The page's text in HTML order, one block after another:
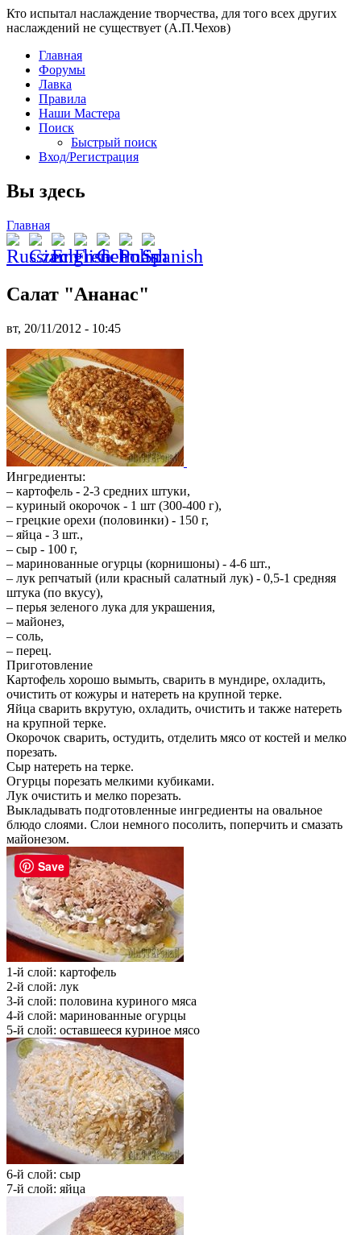
Кто испытал наслаждение творчества, для того всех других
наслаждений не существует (А.П.Чехов)
Главная
Форумы
Лавка
Правила
Наши Мастера
Поиск
Быстрый поиск
Вход/Регистрация
Вы здесь
Главная
Салат "Ананас"
вт, 20/11/2012 - 10:45
Ингредиенты:
– картофель - 2-3 средних штуки,
– куриный окорочок - 1 шт (300-400 г),
– грецкие орехи (половинки) - 150 г,
– яйца - 3 шт.,
– сыр - 100 г,
– маринованные огурцы (корнишоны) - 4-6 шт.,
– лук репчатый (или красный салатный лук) - 0,5-1 средняя
штука (по вкусу),
– перья зеленого лука для украшения,
– майонез,
– соль,
– перец.
Приготовление
Картофель хорошо вымыть, сварить в мундире, охладить,
очистить от кожуры и натереть на крупной терке.
Яйца сварить вкрутую, охладить, очистить и также натереть
на крупной терке.
Окорочок сварить, остудить, отделить мясо от костей и мелко
порезать.
Сыр натереть на терке.
Огурцы порезать мелкими кубиками.
Лук очистить и мелко порезать.
Выкладывать подготовленные ингредиенты на овальное
блюдо слоями. Слои немного посолить, поперчить и смазать
майонезом.
1-й слой: картофель
2-й слой: лук
3-й слой: половина куриного мяса
4-й слой: маринованные огурцы
5-й слой: оставшееся куриное мясо
6-й слой: сыр
7-й слой: яйца
Save